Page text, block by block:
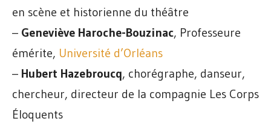
en scène et historienne du théâtre
– Geneviève Haroche-Bouzinac, Professeure
émérite, Université d’Orléans
– Hubert Hazebroucq, chorégraphe, danseur,
chercheur, directeur de la compagnie Les Corps
Éloquents